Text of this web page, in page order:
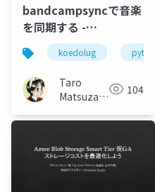
bandcampsyncで音楽
を同期する -
KoedoLUG 2026/06
koedolug python
Taro
Matsuzawa
104